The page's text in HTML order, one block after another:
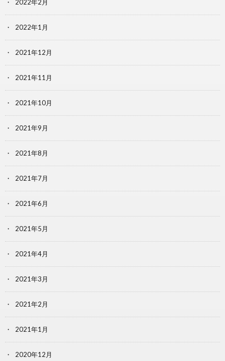
2022年2月
2022年1月
2021年12月
2021年11月
2021年10月
2021年9月
2021年8月
2021年7月
2021年6月
2021年5月
2021年4月
2021年3月
2021年2月
2021年1月
2020年12月